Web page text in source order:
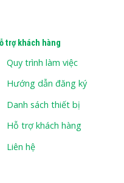
trợ khách hàng
Quy trình làm việc
Hướng dẫn đăng ký
Danh sách thiết bị
Hỗ trợ khách hàng
Liên hệ